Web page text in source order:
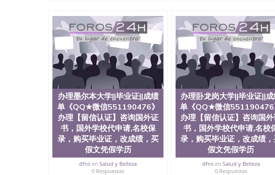
站真实存档可查。 3、留信网真实可查认证办理，存档可查，终
与建筑学院、商学院、交流学院、地球及物质科学院、教育学院
工程与科学学院、人文学院、护理学院、科学学院等。学校的教
前十五名，且继续攀升中。纽约大学为学生们提供本科、硕士及博
学、MBA、财务、教育、建筑工程、经济、医学、护理、文学、
程、天文学、农业、环境污染控制、历史、电气工程、生物工程
工程、航天工程、土木工程、数学、化学、英语、社会科学、心
机科学、物理学、人工智能、商科、金融专业 1、客户提供相关
案； 2、补充毕业证成绩单等相关材料； 3、留服注册申请账号，
同客户本人一起去留服递交材料； 5、等待结果，完成结果书留
付余款。 我们对海外大学及学院的毕业证成绩单所使用的材料，
底纹，钢印LOGO烫金烫银，LOGO烫金烫银复合重叠。 文字图案
防伪）都有原版本文凭对照。质量得到了广大海外客户群体的认
到与时俱进，及时掌握各大院校的（毕业证，成绩单，资格证，
等相关材料）的版本更新信息， 能够在时间掌握的海外学历文凭
等等，并在时间收集到原版实物，以求达到客户的需求。 我们的
较高性价比，通过品质和效率不断优化，为您倾情诠释什么是高
办理墨尔本大学||毕业证||成绩
单《QQ★微信551190476》
办理【留信认证】咨询国外证
书，国外学校代申请,名校保
录，购买毕业证，改成绩，买
假文凭假学历
dfns enSalud y Belleza
0 Respuestas
办理卧龙岗大学||毕业证||
单《QQ★微信551190476
办理【留信认证】咨询国
书，国外学校代申请,名校
录，购买毕业证，改成绩
假文凭假学历
dfnsen Salud y Belleza
0 Respuestas